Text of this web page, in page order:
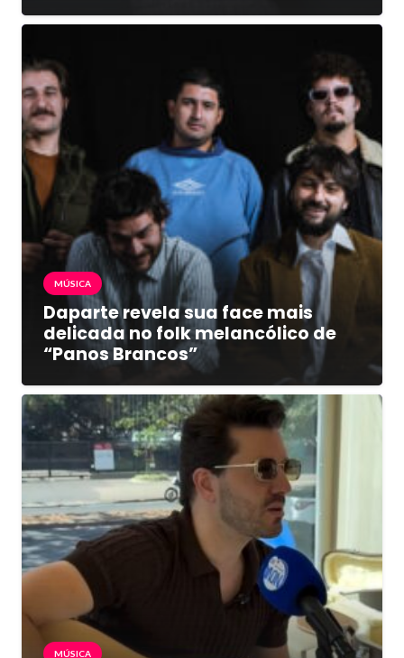
MÚSICA
Daparte revela sua face mais
delicada no folk melancólico de
“Panos Brancos”
MÚSICA